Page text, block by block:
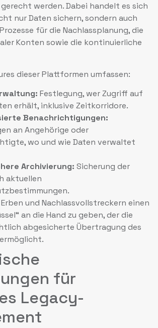
werden. Dabei handelt es sich
nur Daten sichern, sondern auch
für die Nachlassplanung, die
Konten sowie die kontinuierliche
dieser Plattformen umfassen:
Festlegung, wer Zugriff auf
erhält, inklusive Zeitkorridore.
Benachrichtigungen:
an Angehörige oder
wo und wie Daten verwaltet
Archivierung: Sicherung der
aktuellen
und Nachlassvollstreckern einen
an die Hand zu geben, der die
abgesicherte Übertragung des
für
Legacy-